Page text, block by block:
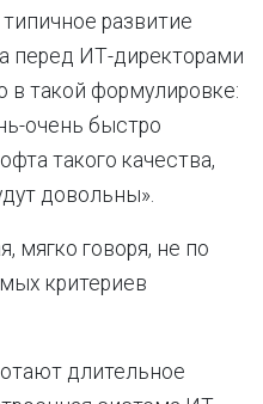
развитие
перед ИТ-директорами
в такой формулировке:
очень быстро
такого качества,
довольны».
мягко говоря, не по
критериев
длительное